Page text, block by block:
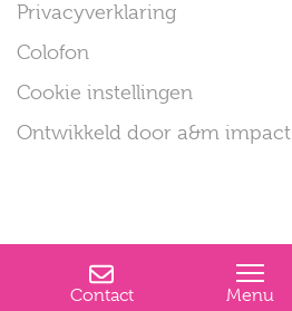
Privacyverklaring
Colofon
Cookie instellingen
Ontwikkeld door a&m impact
Contact Menu